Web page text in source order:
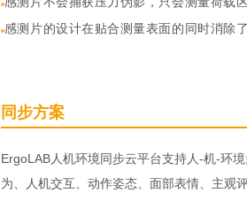
感测片的设计在贴合测量表面的同时消除
同步方案
ErgoLAB人机环境同步云平台支持人-机-环
为、人机交互、动作姿态、面部表情、主观